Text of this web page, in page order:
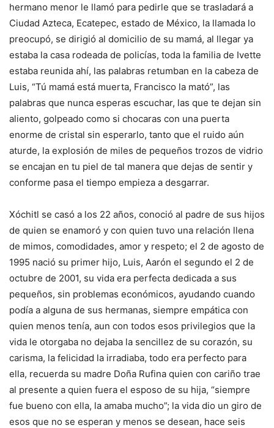
hermano menor le llamó para pedirle que se trasladará a
Ciudad Azteca, Ecatepec, estado de México, la llamada lo
preocupó, se dirigió al domicilio de su mamá, al llegar ya
estaba la casa rodeada de policías, toda la familia de Ivette
estaba reunida ahí, las palabras retumban en la cabeza de
Luis, “Tú mamá está muerta, Francisco la mató”, las
palabras que nunca esperas escuchar, las que te dejan sin
aliento, golpeado como si chocaras con una puerta
enorme de cristal sin esperarlo, tanto que el ruido aún
aturde, la explosión de miles de pequeños trozos de vidrio
se encajan en tu piel de tal manera que dejas de sentir y
conforme pasa el tiempo empieza a desgarrar.
Xóchitl se casó a los 22 años, conoció al padre de sus hijos
de quien se enamoró y con quien tuvo una relación llena
de mimos, comodidades, amor y respeto; el 2 de agosto de
1995 nació su primer hijo, Luis, Aarón el segundo el 2 de
octubre de 2001, su vida era perfecta dedicada a sus
pequeños, sin problemas económicos, ayudando cuando
podía a alguna de sus hermanas, siempre empática con
quien menos tenía, aun con todos esos privilegios que la
vida le otorgaba no dejaba la sencillez de su corazón, su
carisma, la felicidad la irradiaba, todo era perfecto para
ella, recuerda su madre Doña Rufina quien con cariño trae
al presente a quien fuera el esposo de su hija, “siempre
fue bueno con ella, la amaba mucho”; la vida dio un giro de
esos que no se esperan y menos se desean, hace seis